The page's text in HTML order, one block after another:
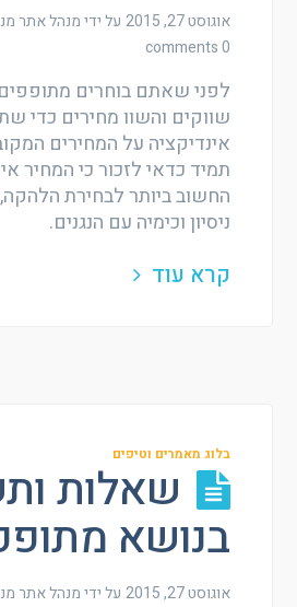
אוגוסט 27, 2015 על ידי מנהל אתר
0 comments
לפני שאתם בוחרים
שווקים והשוו מחירים כדי
אינדיקציה על המחירים
תמיד כדאי לזכור כי המחיר
החשוב ביותר לבחירת
ניסיון וכימיה עם הנגנים.
קרא עוד
בלוג מאמרים וטיפים
שאלות
בנושא
אוגוסט 27, 2015 על ידי מנהל אתר